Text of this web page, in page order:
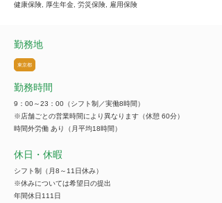
健康保険, 厚生年金, 労災保険, 雇用保険
勤務地
東京都
勤務時間
9：00～23：00（シフト制／実働8時間）
※店舗ごとの営業時間により異なります（休憩 60分）
時間外労働 あり（月平均18時間）
休日・休暇
シフト制（月8～11日休み）
※休みについては希望日の提出
年間休日111日